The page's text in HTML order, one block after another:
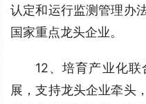
认定和运行监测管理办
国家重点龙头企业。
12、培育产业化
展，支持龙头企业牵头